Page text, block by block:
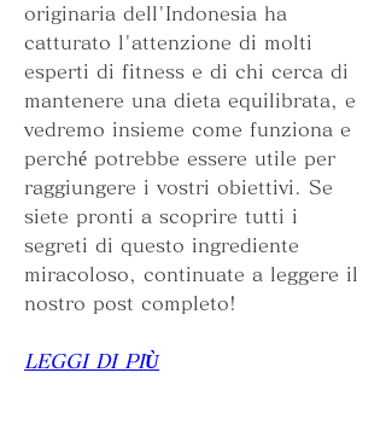
originaria dell'Indonesia ha
catturato l'attenzione di molti
esperti di fitness e di chi cerca di
mantenere una dieta equilibrata, e
vedremo insieme come funziona e
perché potrebbe essere utile per
raggiungere i vostri obiettivi. Se
siete pronti a scoprire tutti i
segreti di questo ingrediente
miracoloso, continuate a leggere il
nostro post completo!
LEGGI DI PIÙ